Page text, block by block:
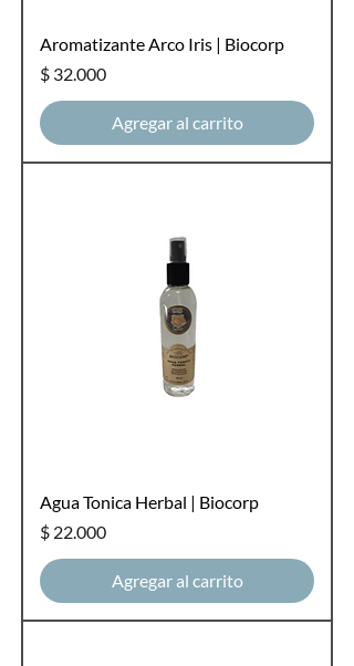
Aromatizante Arco Iris | Biocorp
Precio
$ 32.000
Agregar al carrito
Agua Tonica Herbal | Biocorp
Precio
$ 22.000
Agregar al carrito